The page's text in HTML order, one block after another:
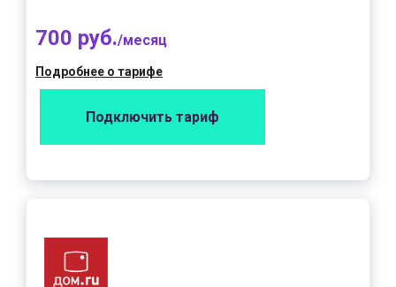
700 руб./месяц
Подробнее о тарифе
Подключить тариф